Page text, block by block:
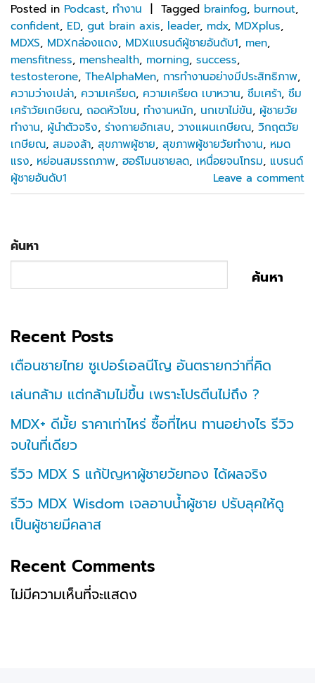
Posted in Podcast, ทำงาน | Tagged brainfog, burnout,
confident, ED, gut brain axis, leader, mdx, MDXplus,
MDXS, MDXกล่องแดง, MDXแบรนด์ผู้ชายอันดับ1, men,
mensfitness, menshealth, morning, success,
testosterone, TheAlphaMen, การทำงานอย่างมีประสิทธิภาพ,
ความว่างเปล่า, ความเครียด, ความเครียด เบาหวาน, ซึมเศร้า, ซึม
เศร้าวัยเกษียณ, ถอดหัวโขน, ทำงานหนัก, นกเขาไม่ขัน, ผู้ชายวัย
ทำงาน, ผู้นำตัวจริง, ร่างกายอักเสบ, วางแผนเกษียณ, วิกฤตวัย
เกษียณ, สมองล้า, สุขภาพผู้ชาย, สุขภาพผู้ชายวัยทำงาน, หมด
แรง, หย่อนสมรรถภาพ, ฮอร์โมนชายลด, เหนื่อยจนโทรม, แบรนด์
ผู้ชายอันดับ1
Leave a comment
ค้นหา
ค้นหา
Recent Posts
เตือนชายไทย ซูเปอร์เอลนีโญ อันตรายกว่าที่คิด
เล่นกล้าม แต่กล้ามไม่ขึ้น เพราะโปรตีนไม่ถึง ?
MDX+ ดีมั้ย ราคาเท่าไหร่ ซื้อที่ไหน ทานอย่างไร รีวิว
จบในที่เดียว
รีวิว MDX S แก้ปัญหาผู้ชายวัยทอง ได้ผลจริง
รีวิว MDX Wisdom เจลอาบน้ำผู้ชาย ปรับลุคให้ดู
เป็นผู้ชายมีคลาส
Recent Comments
ไม่มีความเห็นที่จะแสดง